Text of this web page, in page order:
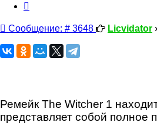
Сообщение: # 3648 Сообщение
Licvidator
Ремейк The Witcher 1
представляет собой полное